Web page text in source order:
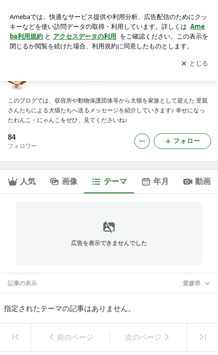
アプリをダウンロードして ブログの更新通知
を受け取りまし
ょう。
開く
このブログでは、収容所や動物保護団体等から犬猫を家族として迎えた 里親
さんたちによる犬猫たちへ送るメッセージを紹介していきます♪ 幸せになっ
たわんこ・にゃんこをぜひ、見てくださいね♪
84
フォロワー
フォロー
人気 画像 テーマ 年月 動画
広告を表示できませんでした
記事の表示 愛媛県
指定されたテーマの記事はありません。
前のページ 次のページ